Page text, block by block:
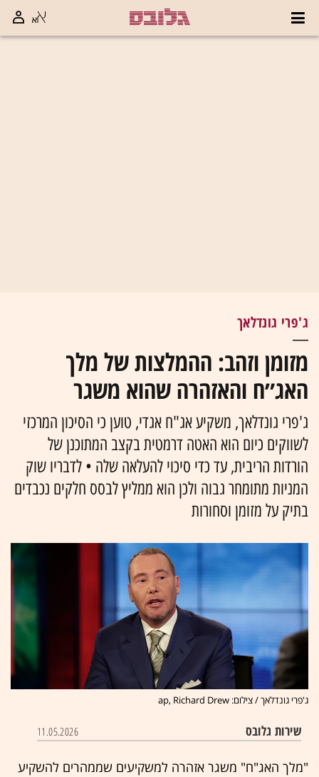
ג'פרי גונדלאך
מזומן וזהב: ההמלצות של מלך
האג״ח והאזהרה שהוא משגר
ג'פרי גונדלאך, משקיע אג"ח אגדי, טוען כי הסיכון המרכזי
לשווקים כיום הוא האטה דרמטית בקצב המתוכנן של
הורדות הריבית, עד כדי סיכוי להעלאה שלה • לדבריו שוק
המניות מתומחר גבוה ולכן הוא ממליץ לבסס חלקים נכבדים
בתיק על מזומן וסחורות
ג'פרי גונדלאך / צילום: ap, Richard Drew
שירות גלובס 11.05.2026
"מלך האג"ח" משגר אזהרה למשקיעים שממהרים להשקיע